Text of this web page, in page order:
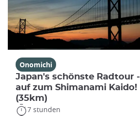
Onomichi
Japan's schönste Radtour -
auf zum Shimanami Kaido!
(35km)
7 stunden